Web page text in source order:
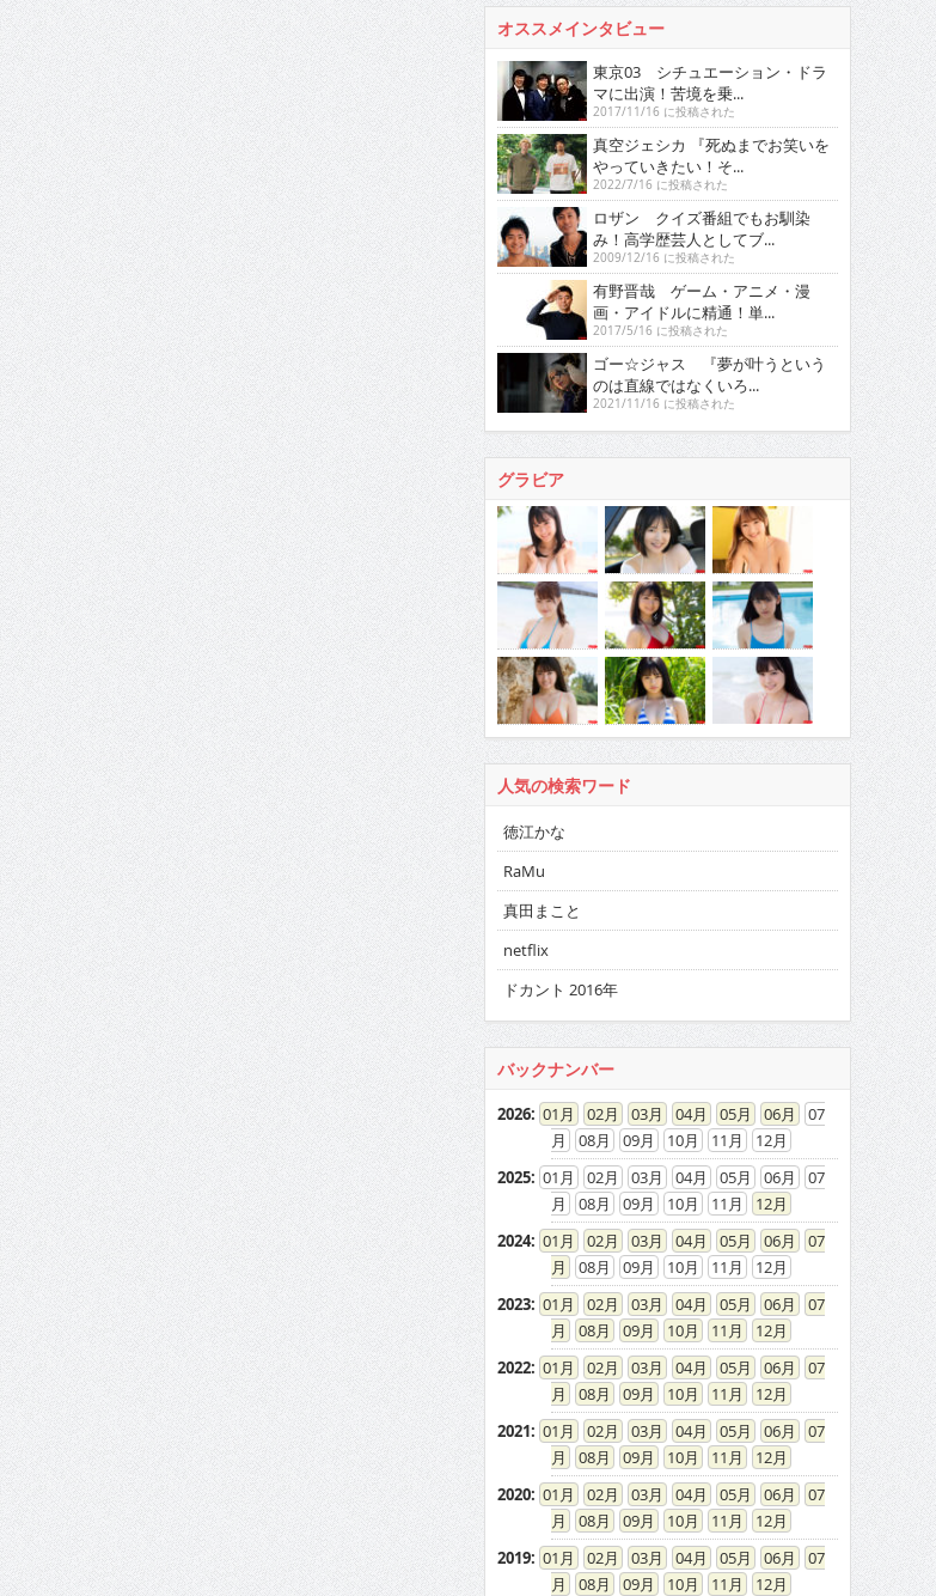
オススメインタビュー
東京03 シチュエーション・ドラ
マに出演！苦境を乗...
2017/11/16 に投稿された
真空ジェシカ 『死ぬまでお笑いを
やっていきたい！そ...
2022/7/16 に投稿された
ロザン クイズ番組でもお馴染
み！高学歴芸人としてブ...
2009/12/16 に投稿された
有野晋哉 ゲーム・アニメ・漫
画・アイドルに精通！単...
2017/5/16 に投稿された
ゴー☆ジャス 『夢が叶うという
のは直線ではなくいろ...
2021/11/16 に投稿された
グラビア
人気の検索ワード
徳江かな
RaMu
真田まこと
netflix
ドカント 2016年
バックナンバー
2026: 01 02 03 04 05 06
07
08
09 10 11
12
2025: 01 02 03 04 05 06
07
08
09 10 11
12
2024: 01 02 03 04 05 06
07
08
09 10 11
12
2023: 01 02 03 04 05 06
07
08
09 10 11
12
2022: 01 02 03 04 05 06
07
08
09 10 11
12
2021: 01 02 03 04 05 06
07
08
09 10 11
12
2020: 01 02 03 04 05 06
07
08
09 10 11
12
2019: 01 02 03 04 05 06
07
08
09 10 11
12